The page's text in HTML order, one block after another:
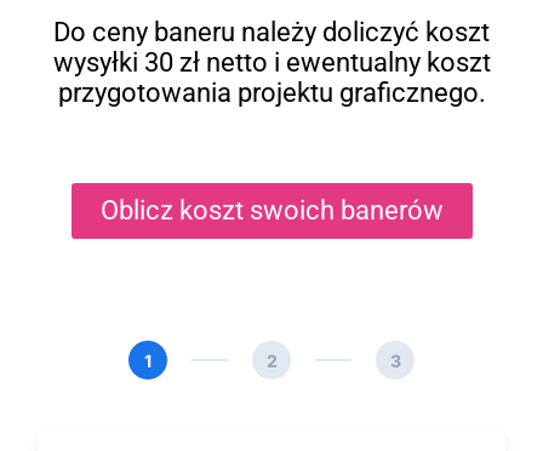
Do ceny baneru należy doliczyć koszt
wysyłki 30 zł netto i ewentualny koszt
przygotowania projektu graficznego.
Oblicz koszt swoich banerów
1 2 3